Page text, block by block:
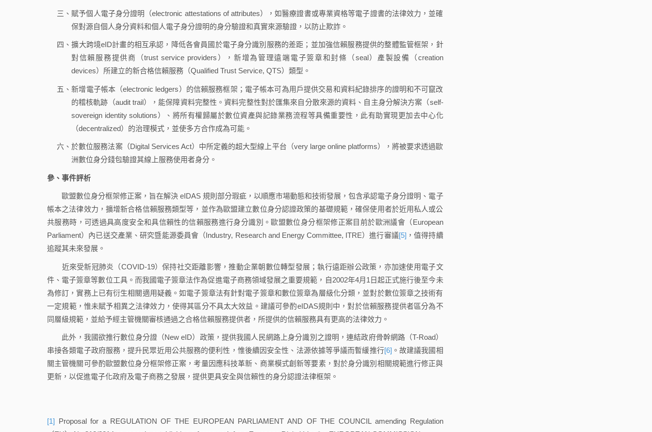
三、賦予個人電子身分證明（electronic attestations of attributes），如醫療證書或專業資格等電子證書的法律效力，並確
保對源自個人身分資料和個人電子身分證明的身分驗證和真實來源驗證，以防止欺詐。
四、擴大跨境eID計畫的相互承認，降低各會員國於電子身分識別服務的差距；並加強信賴服務提供的整體監管框架，針
對信賴服務提供商（trust service providers），新增為管理遠端電子簽章和封條（seal）產製設備（creation
devices）所建立的新合格信賴服務（Qualified Trust Service, QTS）類型。
五、新增電子帳本（electronic ledgers）的信賴服務框架；電子帳本可為用戶提供交易和資料紀錄排序的證明和不可竄改
的稽核軌跡（audit trail），能保障資料完整性。資料完整性對於匯集來自分散來源的資料、自主身分解決方案（self-
sovereign identity solutions）、將所有權歸屬於數位資產與記錄業務流程等具備重要性，此有助實現更加去中心化
（decentralized）的治理模式，並使多方合作成為可能。
六、於數位服務法案（Digital Services Act）中所定義的超大型線上平台（very large online platforms），將被要求透過歐
洲數位身分錢包驗證其線上服務使用者身分。
參、事件評析
歐盟數位身分框架修正案，旨在解決 eIDAS 規則部分瑕疵，以順應市場動態和技術發展，包含承認電子身分證明、電子
帳本之法律效力，擴增新合格信賴服務類型等，並作為歐盟建立數位身分認證政策的基礎規範，確保使用者於近用私人或公
共服務時，可透過具高度安全和具信賴性的信賴服務進行身分識別。歐盟數位身分框架修正案目前於歐洲議會（European
Parliament）內已送交產業、研究暨能源委員會（Industry, Research and Energy Committee, ITRE）進行審議[5] ，值得持續
追蹤其未來發展。
近來受新冠肺炎（COVID-19）保持社交距離影響，推動企業朝數位轉型發展；執行遠距辦公政策，亦加速使用電子文
件、電子簽章等數位工具。而我國電子簽章法作為促進電子商務領域發展之重要規範，自2002年4月1日起正式施行後至今未
為修訂，實務上已有衍生相關適用疑義。如電子簽章法有針對電子簽章和數位簽章為層級化分類，並對於數位簽章之技術有
一定規範，惟未賦予相異之法律效力，使得其區分不具太大效益。建議可參酌eIDAS規則中，對於信賴服務提供者區分為不
同層級規範，並給予經主管機關審核通過之合格信賴服務提供者，所提供的信賴服務具有更高的法律效力。
此外，我國欲推行數位身分證（New eID）政策，提供我國人民網路上身分識別之證明，連結政府骨幹網路（T-Road）
串接各類電子政府服務，提升民眾近用公共服務的便利性，惟後續因安全性、法源依據等爭議而暫緩推行[6] 。故建議我國相
關主管機關可參酌歐盟數位身分框架修正案，考量因應科技革新、商業模式創新等要素，對於身分識別相關規範進行修正與
更新，以促進電子化政府及電子商務之發展，提供更具安全與信賴性的身分認證法律框架。
[1] Proposal for a REGULATION OF THE EUROPEAN PARLIAMENT AND OF THE COUNCIL amending Regulation